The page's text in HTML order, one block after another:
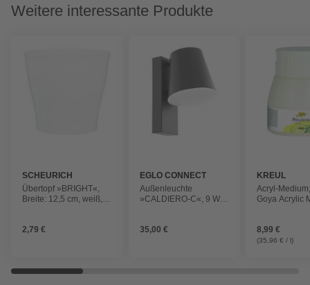
Weitere interessante Produkte
SCHEURICH
Übertopf »BRIGHT«,
Breite: 12,5 cm, weiß,
2,79 €
EGLO CONNECT
Außenleuchte
»CALDIERO-C«, 9 W,
35,00 €
KREUL
Acryl-
Goya Acrylic
8,99 €
(35,96 € / l)